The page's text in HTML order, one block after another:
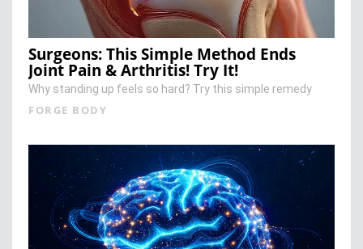
Surgeons: This Simple Method Ends
Joint Pain & Arthritis! Try It!
Why standing up feels so hard? Try this simple remedy
FORGE BODY